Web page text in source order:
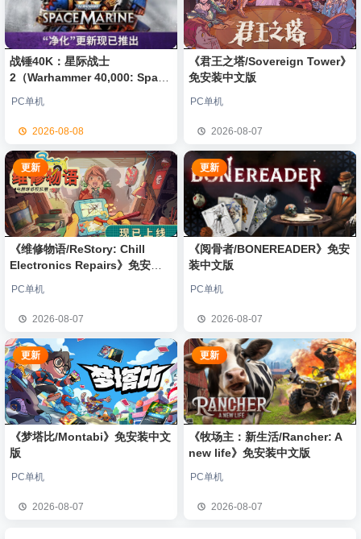
战锤40K：星际战士
2（Warhammer 40,000: Space
PC单机
2026-08-08
《君王之塔/Sovereign Tower》
免安装中文版
PC单机
2026-08-07
更新
《维修物语/ReStory: Chill
Electronics Repairs》免安装
PC单机
2026-08-07
更新
《阅骨者/BONEREADER》免安
装中文版
PC单机
2026-08-07
更新
《梦塔比/Montabi》免安装中文
版
PC单机
2026-08-07
更新
《牧场主：新生活/Rancher: A
new life》免安装中文版
PC单机
2026-08-07